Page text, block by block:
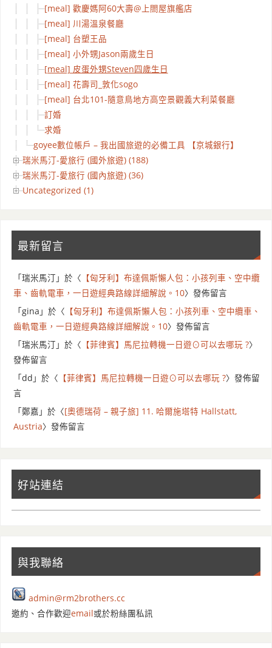
[meal] 歡慶媽阿60大壽@上閤屋旗艦店
[meal] 川湯溫泉餐廳
[meal] 台塑王品
[meal] 小外甥Jason兩歲生日
[meal] 皮蛋外甥Steven四歲生日
[meal] 花壽司_敦化sogo
[meal] 台北101-隨意鳥地方高空景觀義大利菜餐廳
訂婚
求婚
goyee數位帳戶 – 我出國旅遊的必備工具 【京城銀行】
瑞米馬汀-愛旅行 (國外旅遊) (188)
瑞米馬汀-愛旅行 (國內旅遊) (36)
Uncategorized (1)
最新留言
「瑞米馬汀 」於〈 【匈牙利】布達佩斯懶人包：小孩列車、空中纜
車、齒軌電車，一日遊經典路線詳細解說。10〉發佈留言
「gina 」於〈 【匈牙利】布達佩斯懶人包：小孩列車、空中纜車、
齒軌電車，一日遊經典路線詳細解說。10〉發佈留言
「瑞米馬汀 」於〈 【菲律賓】馬尼拉轉機一日遊⊙可以去哪玩 ?〉
發佈留言
「dd 」於〈 【菲律賓】馬尼拉轉機一日遊⊙可以去哪玩 ?〉發佈留
言
「鄭嘉 」於〈[奧德瑞荷 – 親子旅] 11. 哈爾施塔特 Hallstatt,
Austria〉發佈留言
好站連結
與我聯絡
admin@rm2brothers.cc
邀約、合作歡迎email 或於粉絲團私訊